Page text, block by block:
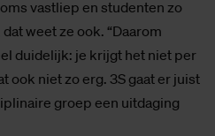
vastliep en studenten zo
weet ze ook. “Daarom
duidelijk: je krijgt het niet per
ook niet zo erg. 3S gaat er juist
groep een uitdaging